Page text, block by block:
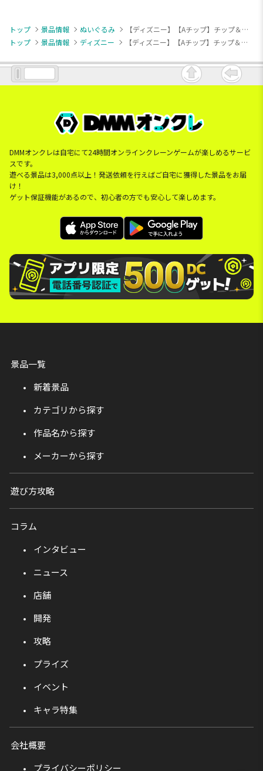
トップ 景品情報 ぬいぐるみ
【ディズニー】【Aチップ】チップ＆デール ミルキーボア BIGぬいぐるみ
トップ
景品情報 ディズニー 【ディズニー】【Aチップ】チップ＆デール ミルキーボア BIGぬいぐるみ
DMMオンクレは自宅にて24時間オンラインクレーンゲームが楽しめるサービ
スです。
遊べる景品は3,000点以上！発送依頼を行えばご自宅に獲得した景品をお届
け！
ゲット保証機能があるので、初心者の方でも安心して楽しめます。
景品一覧
新着景品
カテゴリから探す
作品名から探す
メーカーから探す
遊び方攻略
コラム
インタビュー
ニュース
店舗
開発
攻略
プライズ
イベント
キャラ特集
会社概要
プライバシーポリシー